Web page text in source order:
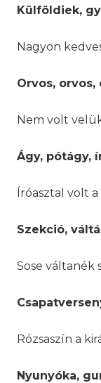
Külföldiek,
Nagyon
Orvos, orvos,
Nem volt
Ágy, pótágy,
Íróasztal volt a
Szekció,
Sose váltanék
Rózsaszín a
Nyunyóka,